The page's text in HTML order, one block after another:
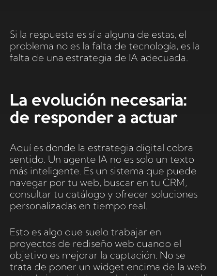
Si la respuesta es sí a alguna de estas, el
problema no es la falta de tecnología, es la
falta de una estrategia de IA adecuada.
La evolución necesaria:
de responder a actuar
Aquí es donde la estrategia digital cobra
sentido. Un agente IA no es solo un texto
más inteligente. Es un sistema que puede
navegar por tu web, buscar en tu CRM,
consultar tu catálogo y ofrecer soluciones
personalizadas en tiempo real.
Esto es algo que suelo trabajar en
proyectos de rediseño web cuando el
objetivo es mejorar la captación. No se
trata de poner un widget encima de la web